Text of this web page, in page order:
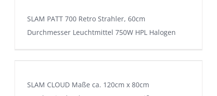
SLAM PATT 700 Retro Strahler, 60cm
Durchmesser Leuchtmittel 750W HPL Halogen
SLAM CLOUD Maße ca. 120cm x 80cm